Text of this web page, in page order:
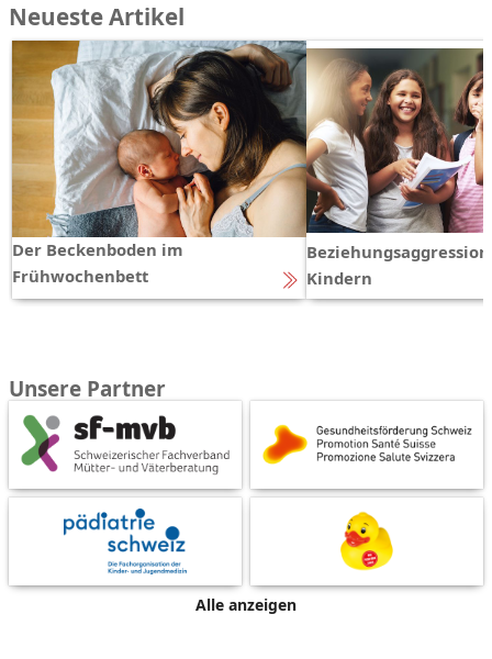
Neueste Artikel
Der Beckenboden im
Frühwochenbett
Kindern
Unsere Partner
Alle anzeigen